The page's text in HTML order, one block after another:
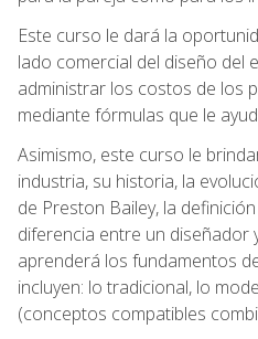
Este curso le dará la
lado comercial del diseño del
administrar los costos de los
mediante fórmulas que le
Asimismo, este curso le
industria, su historia, la
de Preston Bailey, la
diferencia entre un diseñador
aprenderá los fundamentos
incluyen: lo tradicional, lo
(conceptos compatibles